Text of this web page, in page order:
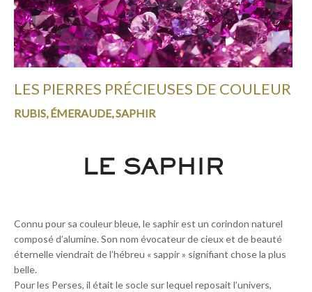
LES PIERRES PRÉCIEUSES DE COULEUR
RUBIS, ÉMERAUDE, SAPHIR
LE SAPHIR
Connu pour sa couleur bleue, le saphir est un corindon naturel
composé d’alumine. Son nom évocateur de cieux et de beauté
éternelle viendrait de l’hébreu « sappir » signifiant chose la plus
belle.
Pour les Perses, il était le socle sur lequel reposait l’univers,